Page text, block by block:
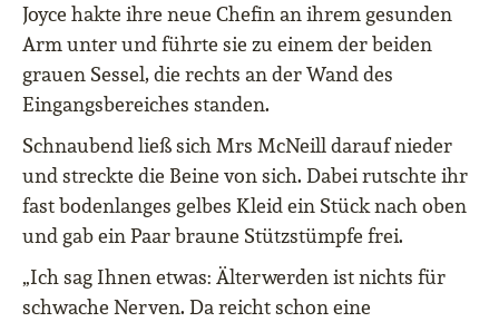
Joyce hakte ihre neue Chefin an ihrem gesunden
Arm unter und führte sie zu einem der beiden
grauen Sessel, die rechts an der Wand des
Eingangsbereiches standen.
Schnaubend ließ sich Mrs McNeill darauf nieder
und streckte die Beine von sich. Dabei rutschte ihr
fast bodenlanges gelbes Kleid ein Stück nach oben
und gab ein Paar braune Stützstümpfe frei.
„Ich sag Ihnen etwas: Älterwerden ist nichts für
schwache Nerven. Da reicht schon eine